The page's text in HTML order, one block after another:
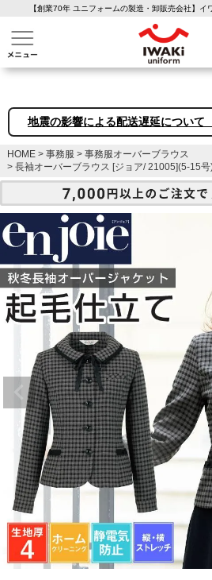
【創業70年 ユニフォームの製造・卸販売会社】イ
介護ユニフォーム 作業着・作業服 ファ
地震の影響による配送遅延につい
HOME 事務服
事務服オーバーブラウス
長袖オーバーブラウス [ジョア/ 21005](5-15号